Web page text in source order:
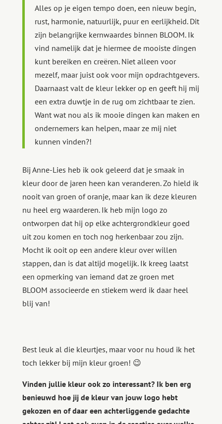
Alles op je eigen tempo doen, een nieuw begin,
rust, harmonie, natuurlijk, puur en eerlijkheid. Dit
zijn belangrijke kernwaardes binnen BLOOM. Ik
vind namelijk dat je hiermee de mooiste dingen
kunt bereiken en creëren. Niet alleen voor
mezelf, maar juist ook voor mijn opdrachtgevers.
Daarnaast valt de kleur lekker op en geeft hij mij
een extra duwtje in de rug om zichtbaar te zien.
Want wat nou als ik mooie dingen kan maken en
ondernemers kan helpen, maar ze mij niet
kunnen vinden?!
Bij Anne-Lies heb ik ook geleerd dat je smaak in
kleur door de jaren heen kan veranderen. Zo hield ik
nooit van groen of oranje, maar kan ik deze kleuren
nu heel erg waarderen. Ik heb mijn logo zo
ontworpen dat hij op elke achtergrondkleur goed
uit zou komen en toch nog herkenbaar zou zijn.
Mocht ik ooit op een andere kleur over willen
stappen, dan is dat altijd mogelijk. Ik kreeg laatst
een opmerking van iemand dat ze groen met
BLOOM associeerde en stiekem werd ik daar heel
blij van!
Best leuk al die kleurtjes, maar voor nu houd ik het
toch lekker bij mijn kleur groen! 😉
Vinden jullie kleur ook zo interessant? Ik ben erg
benieuwd hoe jij de kleur van jouw logo hebt
gekozen en of daar een achterliggende gedachte